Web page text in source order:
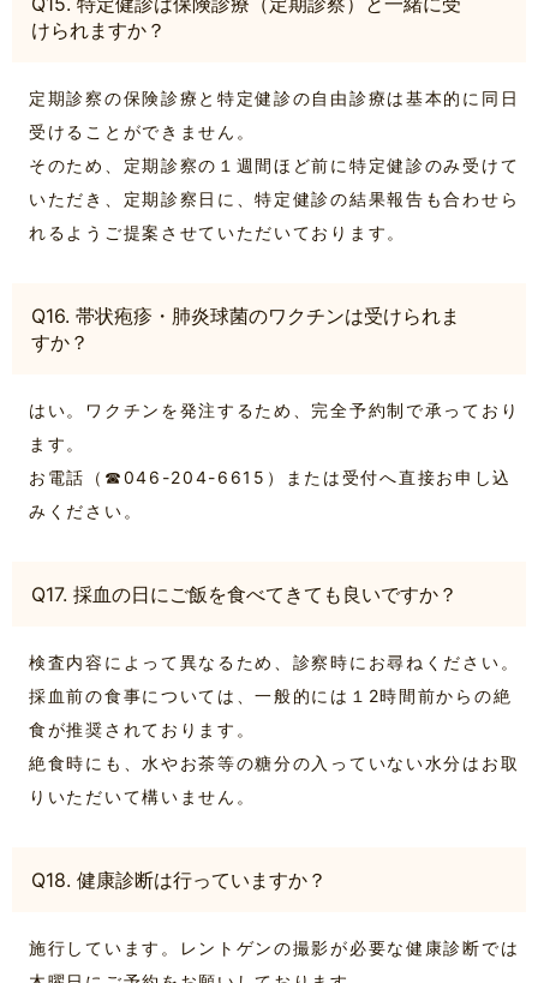
けられますか？
定期診察の保険診療と特定健診の自由診療は基本的に同日
受けることができません。
そのため、定期診察の１週間ほど前に特定健診のみ受けて
いただき、定期診察日に、特定健診の結果報告も合わせら
れるようご提案させていただいております。
Q16. 帯状疱疹・肺炎球菌のワクチンは受けられま
すか？
はい。ワクチンを発注するため、完全予約制で承っており
ます。
お電話（☎046-204-6615）または受付へ直接お申し込
みください。
Q17. 採血の日にご飯を食べてきても良いですか？
検査内容によって異なるため、診察時にお尋ねください。
採血前の食事については、一般的には１2時間前からの絶
食が推奨されております。
絶食時にも、水やお茶等の糖分の入っていない水分はお取
りいただいて構いません。
Q18. 健康診断は行っていますか？
施行しています。レントゲンの撮影が必要な健康診断では